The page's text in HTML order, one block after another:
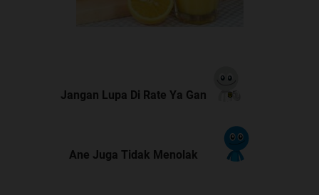
Jangan Lupa Di Rate Ya Gan
Ane Juga Tidak Menolak